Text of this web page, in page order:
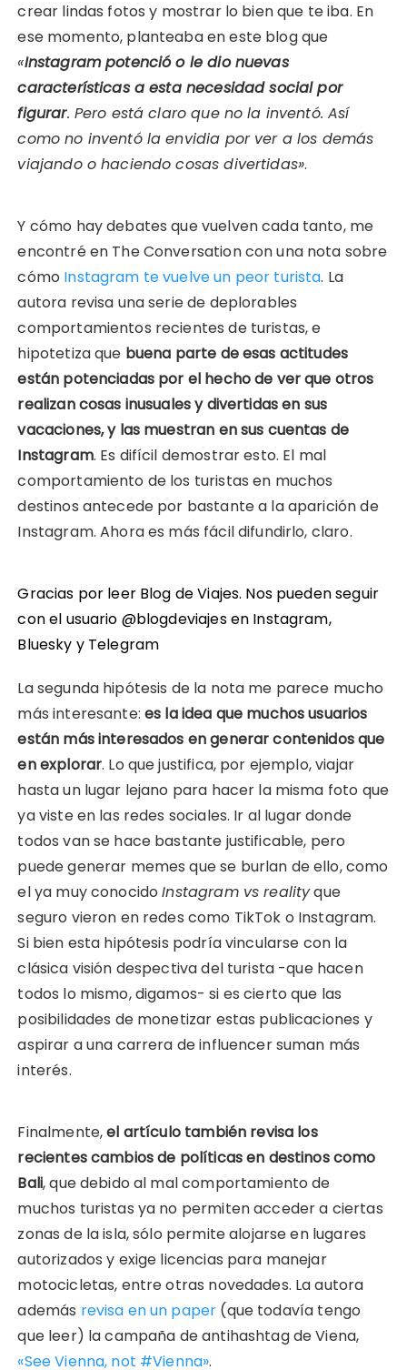
crear lindas fotos y mostrar lo bien que te iba. En
ese momento, planteaba en este blog que
«Instagram potenció o le dio nuevas
características a esta necesidad social por
figurar. Pero está claro que no la inventó. Así
como no inventó la envidia por ver a los demás
viajando o haciendo cosas divertidas».
Y cómo hay debates que vuelven cada tanto, me
encontré en The Conversation con una nota sobre
cómo Instagram te vuelve un peor turista. La
autora revisa una serie de deplorables
comportamientos recientes de turistas, e
hipotetiza que buena parte de esas actitudes
están potenciadas por el hecho de ver que otros
realizan cosas inusuales y divertidas en sus
vacaciones, y las muestran en sus cuentas de
Instagram. Es difícil demostrar esto. El mal
comportamiento de los turistas en muchos
destinos antecede por bastante a la aparición de
Instagram. Ahora es más fácil difundirlo, claro.
Gracias por leer Blog de Viajes. Nos pueden seguir
con el usuario @blogdeviajes en Instagram,
Bluesky y Telegram
La segunda hipótesis de la nota me parece mucho
más interesante:es la idea que muchos usuarios
están más interesados en generar contenidos que
en explorar. Lo que justifica, por ejemplo, viajar
hasta un lugar lejano para hacer la misma foto que
ya viste en las redes sociales. Ir al lugar donde
todos van se hace bastante justificable, pero
puede generar memes que se burlan de ello, como
el ya muy conocidoInstagram vs realityque
seguro vieron en redes como TikTok o Instagram.
Si bien esta hipótesis podría vincularse con la
clásica visión despectiva del turista -que hacen
todos lo mismo, digamos- si es cierto que las
posibilidades de monetizar estas publicaciones y
aspirar a una carrera de influencer suman más
interés.
Finalmente,el artículo también revisa los
recientes cambios de políticas en destinos como
Bali, que debido al mal comportamiento de
muchos turistas ya no permiten acceder a ciertas
zonas de la isla, sólo permite alojarse en lugares
autorizados y exige licencias para manejar
motocicletas, entre otras novedades. La autora
además revisa en un paper (que todavía tengo
que leer) la campaña de antihashtag de Viena,
«See Vienna, not #Vienna».